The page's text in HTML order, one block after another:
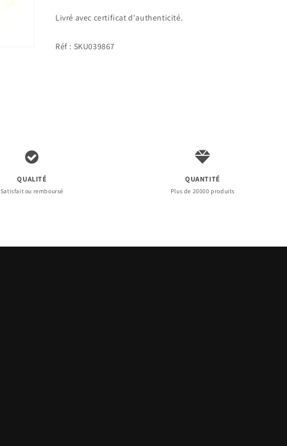
Rhône-
Rhône-
Livré avec certificat d'authenticité.
Réf : SKU039867
QUALITÉ
Satisfait ou remboursé
QUANTITÉ
Plus de 20000 produits